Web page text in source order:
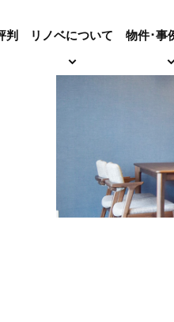
判 リノベについて 物件･事